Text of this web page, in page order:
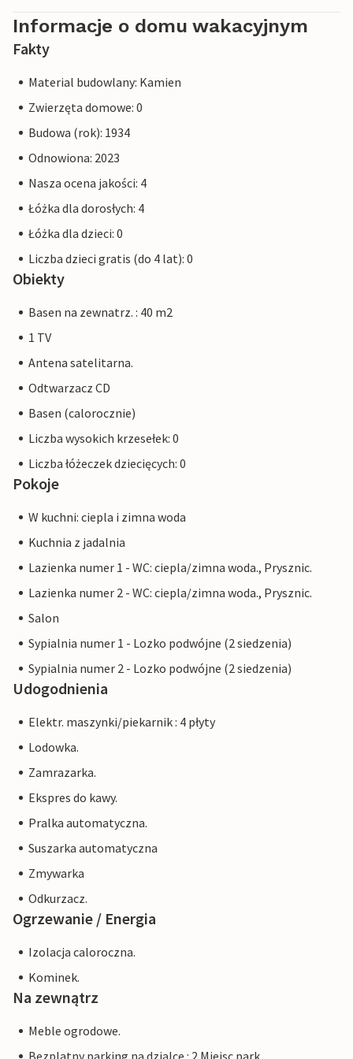
Informacje o domu wakacyjnym
Fakty
Material budowlany: Kamien
Zwierzęta domowe: 0
Budowa (rok): 1934
Odnowiona: 2023
Nasza ocena jakości: 4
Łóżka dla dorosłych: 4
Łóżka dla dzieci: 0
Liczba dzieci gratis (do 4 lat): 0
Obiekty
Basen na zewnatrz. : 40 m2
1 TV
Antena satelitarna.
Odtwarzacz CD
Basen (calorocznie)
Liczba wysokich krzesełek: 0
Liczba łóżeczek dziecięcych: 0
Pokoje
W kuchni: ciepla i zimna woda
Kuchnia z jadalnia
Lazienka numer 1 - WC: ciepla/zimna woda., Prysznic.
Lazienka numer 2 - WC: ciepla/zimna woda., Prysznic.
Salon
Sypialnia numer 1 - Lozko podwójne (2 siedzenia)
Sypialnia numer 2 - Lozko podwójne (2 siedzenia)
Udogodnienia
Elektr. maszynki/piekarnik : 4 płyty
Lodowka.
Zamrazarka.
Ekspres do kawy.
Pralka automatyczna.
Suszarka automatyczna
Zmywarka
Odkurzacz.
Ogrzewanie / Energia
Izolacja caloroczna.
Kominek.
Na zewnątrz
Meble ogrodowe.